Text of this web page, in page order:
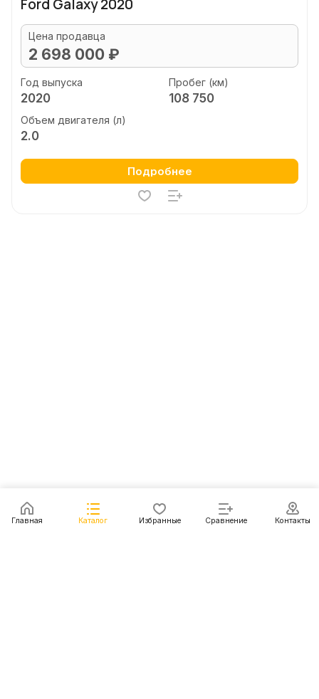
Ford Galaxy 2020
Цена продавца
2 698 000 ₽
Год выпуска
2020
Пробег (км)
108 750
Объем двигателя (л)
2.0
Подробнее
Главная Каталог Избранные Сравнение Контакты